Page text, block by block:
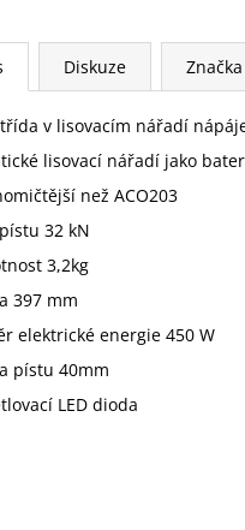
Diskuze Značka
v lisovacím nářadí
lisovací nářadí jako
než ACO203
32 kN
3,2kg
397 mm
elektrické energie 450 W
pístu 40mm
LED dioda